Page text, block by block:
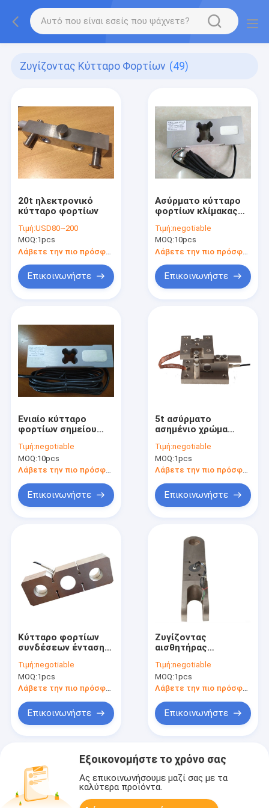
Ζυγίζοντας Κύτταρο Φορτίων (49)
20t ηλεκτρονικό
κύτταρο φορτίων
Τιμή:USD80~200
MOQ:1pcs
Λάβετε την πιο πρόσφατη τιμή
Επικοινωνήστε
Ασύρματο κύτταρο
φορτίων κλίμακας
Τιμή:negotiable
MOQ:10pcs
Επικοινωνήστε
Ενιαίο κύτταρο
φορτίων σημείου
αλουμινίου
Τιμή:negotiable
MOQ:10pcs
Λάβετε την πιο πρόσφατη τιμή
Επικοινωνήστε
5t ασύρματο
ασημένιο χρώμα
ζυγίσματος για τις
κλίμακες
πατωμάτων/τις
Τιμή:negotiable
MOQ:1pcs
Επικοινωνήστε
Κύτταρο φορτίων
συνδέσεων έντασης
κύτταρο φορτίων
γερανών 10t 100t
500t για το ζύγισμα
Τιμή:negotiable
MOQ:1pcs
Λάβετε την πιο πρόσφατη τιμή
Επικοινωνήστε
Ζυγίζοντας
αισθητήρας
χάλυβα κραμάτων
έντασης/
ανοξείδωτου 1
τόνος
Τιμή:negotiable
MOQ:1pcs
Λάβετε την πιο πρόσφατη τιμή
Επικοινωνήστε
Εξοικονομήστε το χρόνο σας
Ας επικοινωνήσουμε μαζί σας με τα
καλύτερα προϊόντα.